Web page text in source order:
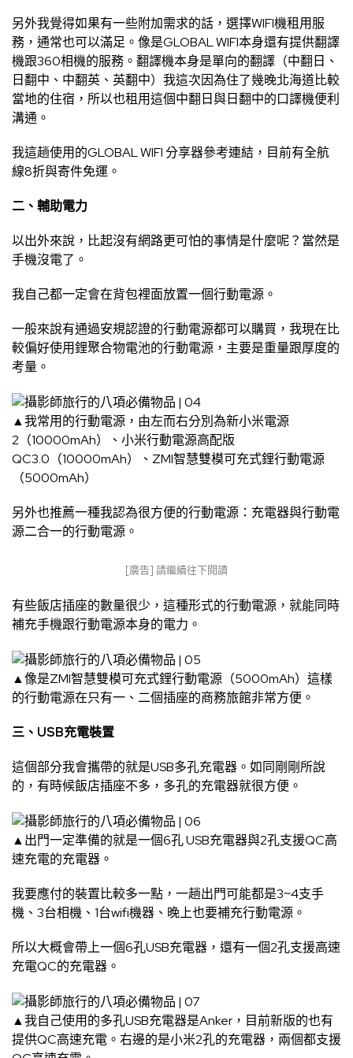
另外我覺得如果有一些附加需求的話，選擇WIFI機租用服
務，通常也可以滿足。像是GLOBAL WIFI本身還有提供翻譯
機跟360相機的服務。翻譯機本身是單向的翻譯（中翻日、
日翻中、中翻英、英翻中）我這次因為住了幾晚北海道比較
當地的住宿，所以也租用這個中翻日與日翻中的口譯機便利
溝通。
我這趟使用的GLOBAL WIFI分享器參考連結 ，目前有全航
線8折與寄件免運。
二、輔助電力
以出外來說，比起沒有網路更可怕的事情是什麼呢？當然是
手機沒電了。
我自己都一定會在背包裡面放置一個行動電源。
一般來說有通過安規認證的行動電源都可以購買，我現在比
較偏好使用鋰聚合物電池的行動電源，主要是重量跟厚度的
考量。
▲我常用的行動電源，由左而右分別為新小米電源
2（10000mAh）、小米行動電源高配版
QC3.0（10000mAh）、ZMI智慧雙模可充式鋰行動電源
（5000mAh）
另外也推薦一種我認為很方便的行動電源：充電器與行動電
源二合一的行動電源。
[廣告] 請繼續往下閱讀
有些飯店插座的數量很少，這種形式的行動電源，就能同時
補充手機跟行動電源本身的電力。
▲像是ZMI智慧雙模可充式鋰行動電源（5000mAh）這樣
的行動電源在只有一、二個插座的商務旅館非常方便。
三、USB充電裝置
這個部分我會攜帶的就是USB多孔充電器。如同剛剛所說
的，有時候飯店插座不多，多孔的充電器就很方便。
▲出門一定準備的就是一個6孔 USB充電器與2孔支援QC高
速充電的充電器。
我要應付的裝置比較多一點，一趟出門可能都是3~4支手
機、3台相機、1台wifi機器、晚上也要補充行動電源。
所以大概會帶上一個6孔USB充電器，還有一個2孔支援高速
充電QC的充電器。
▲我自己使用的多孔USB充電器是Anker，目前新版的也有
提供QC高速充電。右邊的是小米2孔的充電器，兩個都支援